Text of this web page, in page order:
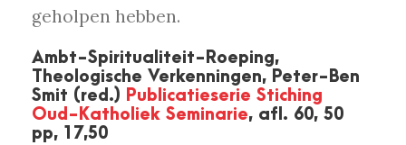
geholpen hebben.
Ambt-Spiritualiteit-Roeping,
Theologische Verkenningen, Peter-Ben
Smit (red.) Publicatieserie Stiching
Oud-Katholiek Seminarie, afl. 60, 50
pp, 17,50